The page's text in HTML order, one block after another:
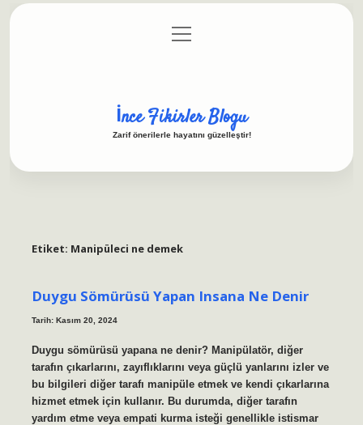
Gizlilik Politikası
menüyü
aç
İnce Fikirler Blogu
Zarif önerilerle hayatını güzelleştir!
Etiket: Manipüleci ne demek
Duygu Sömürüsü Yapan Insana Ne Denir
Tarih: Kasım 20, 2024
Duygu sömürüsü yapana ne denir? Manipülatör, diğer
tarafın çıkarlarını, zayıflıklarını veya güçlü yanlarını izler ve
bu bilgileri diğer tarafı manipüle etmek ve kendi çıkarlarına
hizmet etmek için kullanır. Bu durumda, diğer tarafın
yardım etme veya empati kurma isteği genellikle istismar